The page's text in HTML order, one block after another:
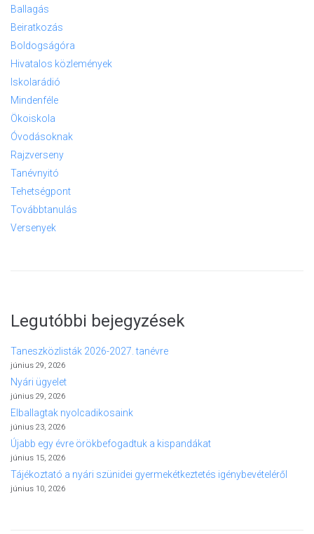
Ballagás
Beiratkozás
Boldogságóra
Hivatalos közlemények
Iskolarádió
Mindenféle
Ökoiskola
Óvodásoknak
Rajzverseny
Tanévnyitó
Tehetségpont
Továbbtanulás
Versenyek
Legutóbbi bejegyzések
Taneszközlisták 2026-2027. tanévre
június 29, 2026
Nyári ügyelet
június 29, 2026
Elballagtak nyolcadikosaink
június 23, 2026
Újabb egy évre örökbefogadtuk a kispandákat
június 15, 2026
Tájékoztató a nyári szünidei gyermekétkeztetés igénybevételéről
június 10, 2026